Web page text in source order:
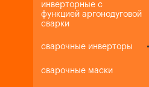
инверторные с
функцией аргонодуговой
сварки
сварочные инверторы
сварочные маски